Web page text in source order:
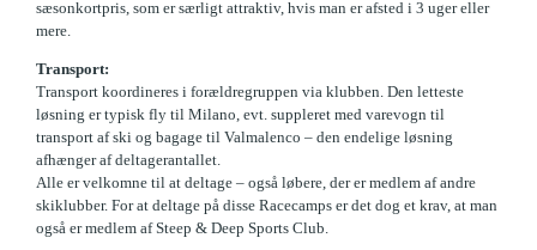
sæsonkortpris, som er særligt attraktiv, hvis man er afsted i 3 uger eller
mere.
Transport:
Transport koordineres i forældregruppen via klubben. Den letteste
løsning er typisk fly til Milano, evt. suppleret med varevogn til
transport af ski og bagage til Valmalenco – den endelige løsning
afhænger af deltagerantallet.
Alle er velkomne til at deltage – også løbere, der er medlem af andre
skiklubber. For at deltage på disse Racecamps er det dog et krav, at man
også er medlem af Steep & Deep Sports Club.